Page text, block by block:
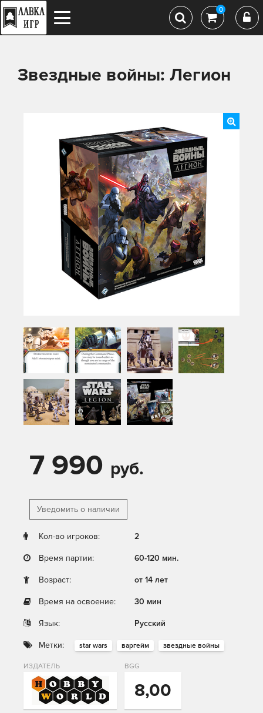
0
Звездные войны: Легион
7 990 руб.
Уведомить о наличии
Кол-во игроков: 2
Время партии: 60-120 мин.
Возраст: от 14 лет
Время на освоение: 30 мин
Язык: Русский
Метки: star wars варгейм звездные войны
ИЗДАТЕЛЬ BGG
8,00